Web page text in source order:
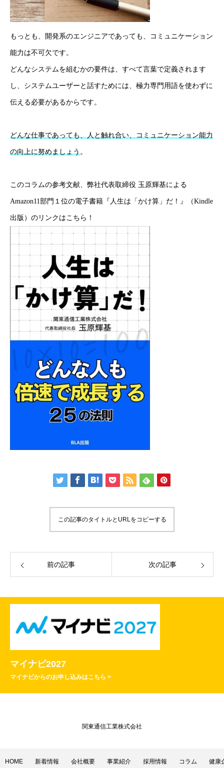
健康企業宣言
お問い合わせ
個人情報保護方針
情報セキュリティ基本方針
もっとも、開発系のエンジニアであっても、コミュニケーション
能力は不可欠です。
どんなシステムを組むかの要件は、すべて言葉で定義されます
し、システムユーザーと話すためには、極力専門用語を使わずに
伝える必要があるからです。
どんな仕事であっても、人と触れ合い、コミュニケーション能力
の向上に努めましょう。
このコラムの参考文献、弊社代表取締役 玉原輝基による
Amazon11部門１位の電子書籍『人生は「かけ算」だ！』（Kindle
出版）のリンクはこちら！
この記事のタイトルとURLをコピーする
前の記事 次の記事
マイナビ2027
マイナビからのお申し込みはこちら >
関東通信工業株式会社
HOME 新着情報 会社概要 事業紹介 採用情報 コラム 健康